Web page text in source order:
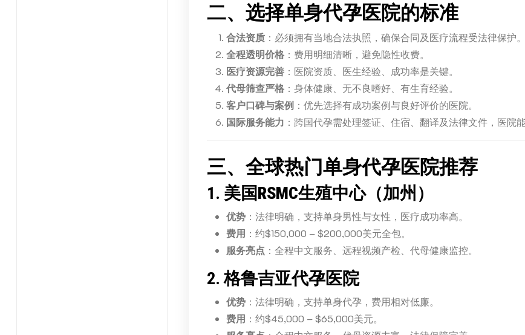
二、选择单身代孕医院的标准
合法资质：必须拥有当地合法执照，确保合同及医疗流程受法律保护。
全程透明价格：费用明细清晰，避免隐性收费。
医疗资源完善：医院资质、医生经验、成功率是关键。
代母筛查严格：身体健康、无不良嗜好、有生育经验。
客户口碑与案例：优先选择有成功案例与良好评价的医院。
国际服务能力 ：跨国代孕需处理签证、住宿、翻译及法律文件，医院
三、全球热门单身代孕医院推荐
1. 美国RSMC生殖中心（加州）
优势：法律明确，支持单身男性与女性，医疗成功率高。
费用 ：约$150,000 – $200,000美元全包。
服务亮点 ：全程中文服务、远程视频产检、代母健康监控。
2.格鲁吉亚代孕医院
优势：法律明确，支持单身代孕，费用相对低廉。
费用 ：约$45,000 – $65,000美元。